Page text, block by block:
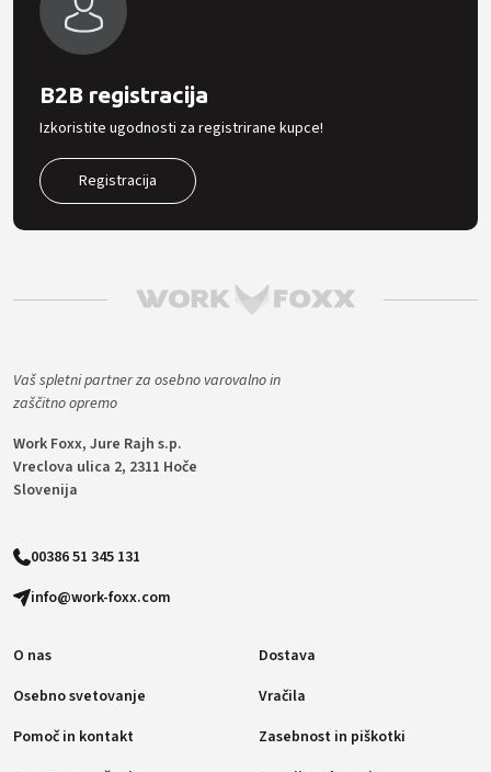
B2B registracija
Izkoristite ugodnosti za registrirane kupce!
Registracija
Vaš spletni partner za osebno varovalno in
zaščitno opremo
Work Foxx, Jure Rajh s.p.
Vreclova ulica 2, 2311 Hoče
Slovenija
00386 51 345 131
info@work-foxx.com
O nas
Osebno svetovanje
Pomoč in kontakt
Dostava
Vračila
Zasebnost in piškotki